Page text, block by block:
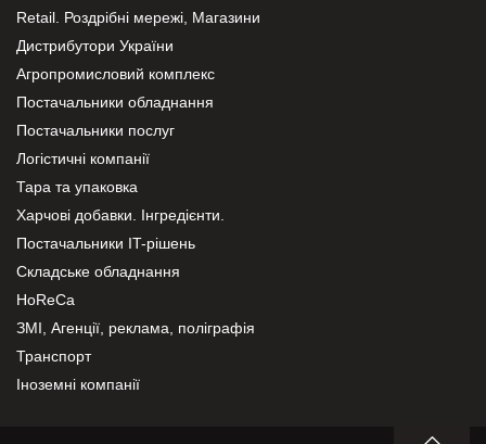
Retail. Роздрібні мережі, Магазини
Дистрибутори України
Агропромисловий комплекс
Постачальники обладнання
Постачальники послуг
Логістичні компанії
Тара та упаковка
Харчові добавки. Інгредієнти.
Постачальники IT-рішень
Складське обладнання
HoReCa
ЗМІ, Агенції, реклама, поліграфія
Транспорт
Іноземні компанії